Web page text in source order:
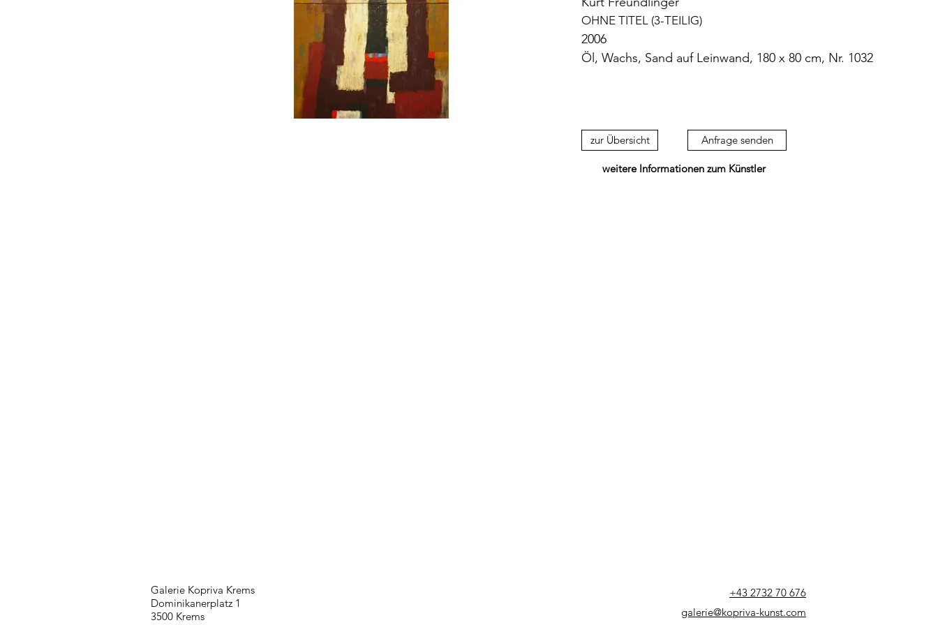
OHNE TITEL (3-TEILIG)
2006
Öl, Wachs, Sand auf Leinwand, 180 x 80 cm, Nr. 1032
zur Übersicht Anfrage senden
weitere Informationen zum Künstler
Galerie Kopriva Krems
Dominikanerplatz 1
3500 Krems
+43 2732 70 676
galerie@kopriva-kunst.com